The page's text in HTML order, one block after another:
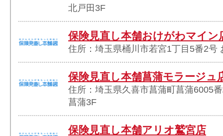
北戸田3F
保険見直し本舗おけがわマイン
住所：埼玉県桶川市若宮1丁目5番2号
保険見直し本舗菖蒲モラージュ
住所：埼玉県久喜市菖蒲町菖蒲6005
菖蒲3F
保険見直し本舗アリオ鷲宮店